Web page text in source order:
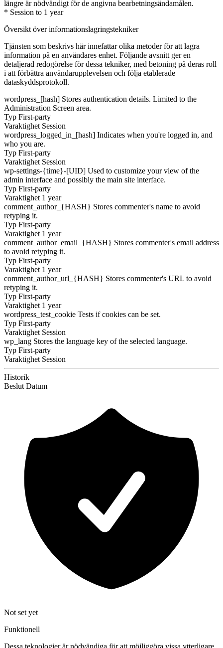
längre är nödvändigt för de angivna bearbetningsändamålen.
* Session to 1 year
Översikt över informationslagringstekniker
Tjänsten som beskrivs här innefattar olika metoder för att lagra
information på en användares enhet. Följande avsnitt ger en
detaljerad redogörelse för dessa tekniker, med betoning på deras roll
i att förbättra användarupplevelsen och följa etablerade
dataskyddsprotokoll.
wordpress_[hash] Stores authentication details. Limited to the
Administration Screen area.
Typ First-party
Varaktighet Session
wordpress_logged_in_[hash] Indicates when you're logged in, and
who you are.
Typ First-party
Varaktighet Session
wp-settings-{time}-[UID] Used to customize your view of the
admin interface and possibly the main site interface.
Typ First-party
Varaktighet 1 year
comment_author_{HASH} Stores commenter's name to avoid
retyping it.
Typ First-party
Varaktighet 1 year
comment_author_email_{HASH} Stores commenter's email address
to avoid retyping it.
Typ First-party
Varaktighet 1 year
comment_author_url_{HASH} Stores commenter's URL to avoid
retyping it.
Typ First-party
Varaktighet 1 year
wordpress_test_cookie Tests if cookies can be set.
Typ First-party
Varaktighet Session
wp_lang Stores the language key of the selected language.
Typ First-party
Varaktighet Session
Historik
Beslut Datum
Not set yet
Funktionell
Dessa teknologier är nödvändiga för att möjliggöra vissa ytterligare